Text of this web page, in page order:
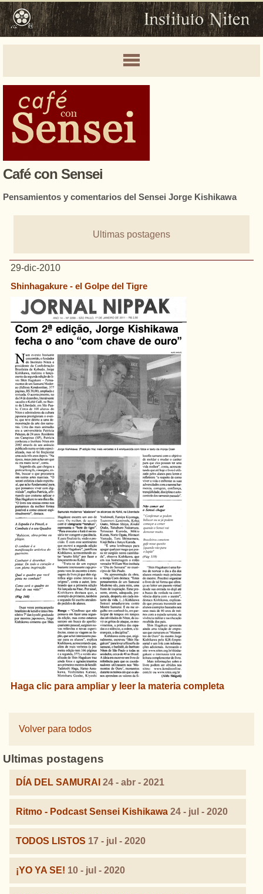
Café con Sensei
Pensamientos y comentarios del Sensei Jorge Kishikawa
Ultimas postagens
29-dic-2010
Shinhagakure - el Golpe del Tigre
Haga clic para ampliar y leer la materia completa
Volver para todos
Ultimas postagens
DÍA DEL SAMURAI 24 - abr - 2021
Ritmo - Podcast Sensei Kishikawa 24 - jul - 2020
TODOS LISTOS 17 - jul - 2020
¡YO YA SE! 10 - jul - 2020